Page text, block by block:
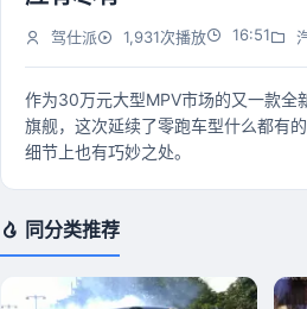
驾仕派 1,931次播放 16:51
作为30万元大型MPV市场的又一款全
旗舰，这次延续了零跑车型什么都有
细节上也有巧妙之处。
同分类推荐